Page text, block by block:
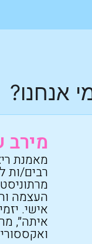
מירב
מאמנת
רבים/ות
העצמה
אישי.
איתה״,